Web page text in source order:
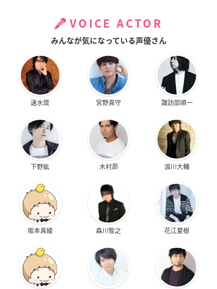
VOICE ACTOR
みんなが気になっている声優さん
速水奨 宮野真守 諏訪部順一
下野紘 木村昴 浪川大輔
坂本真綾 森川智之 花江夏樹